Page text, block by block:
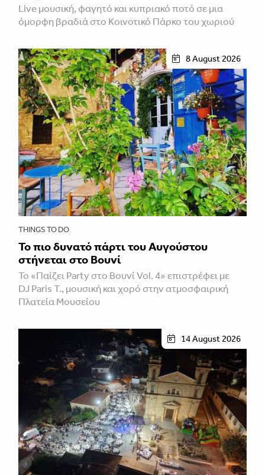
Live μουσική, φαγητό και κυπριακό ποτό σε μια
όμορφη βραδιά στο Κοινοτικό Πάρκο του χωριού
8 August 2026
THINGS TO DO
Το πιο δυνατό πάρτι του Αυγούστου
στήνεται στο Βουνί
Το «Παίζει Party στο Βουνί Vol. 4» επιστρέφει με
DJ Paris T., μουσική και χορό στην ατμοσφαιρική
Πλατεία Μουσείου
14 August 2026